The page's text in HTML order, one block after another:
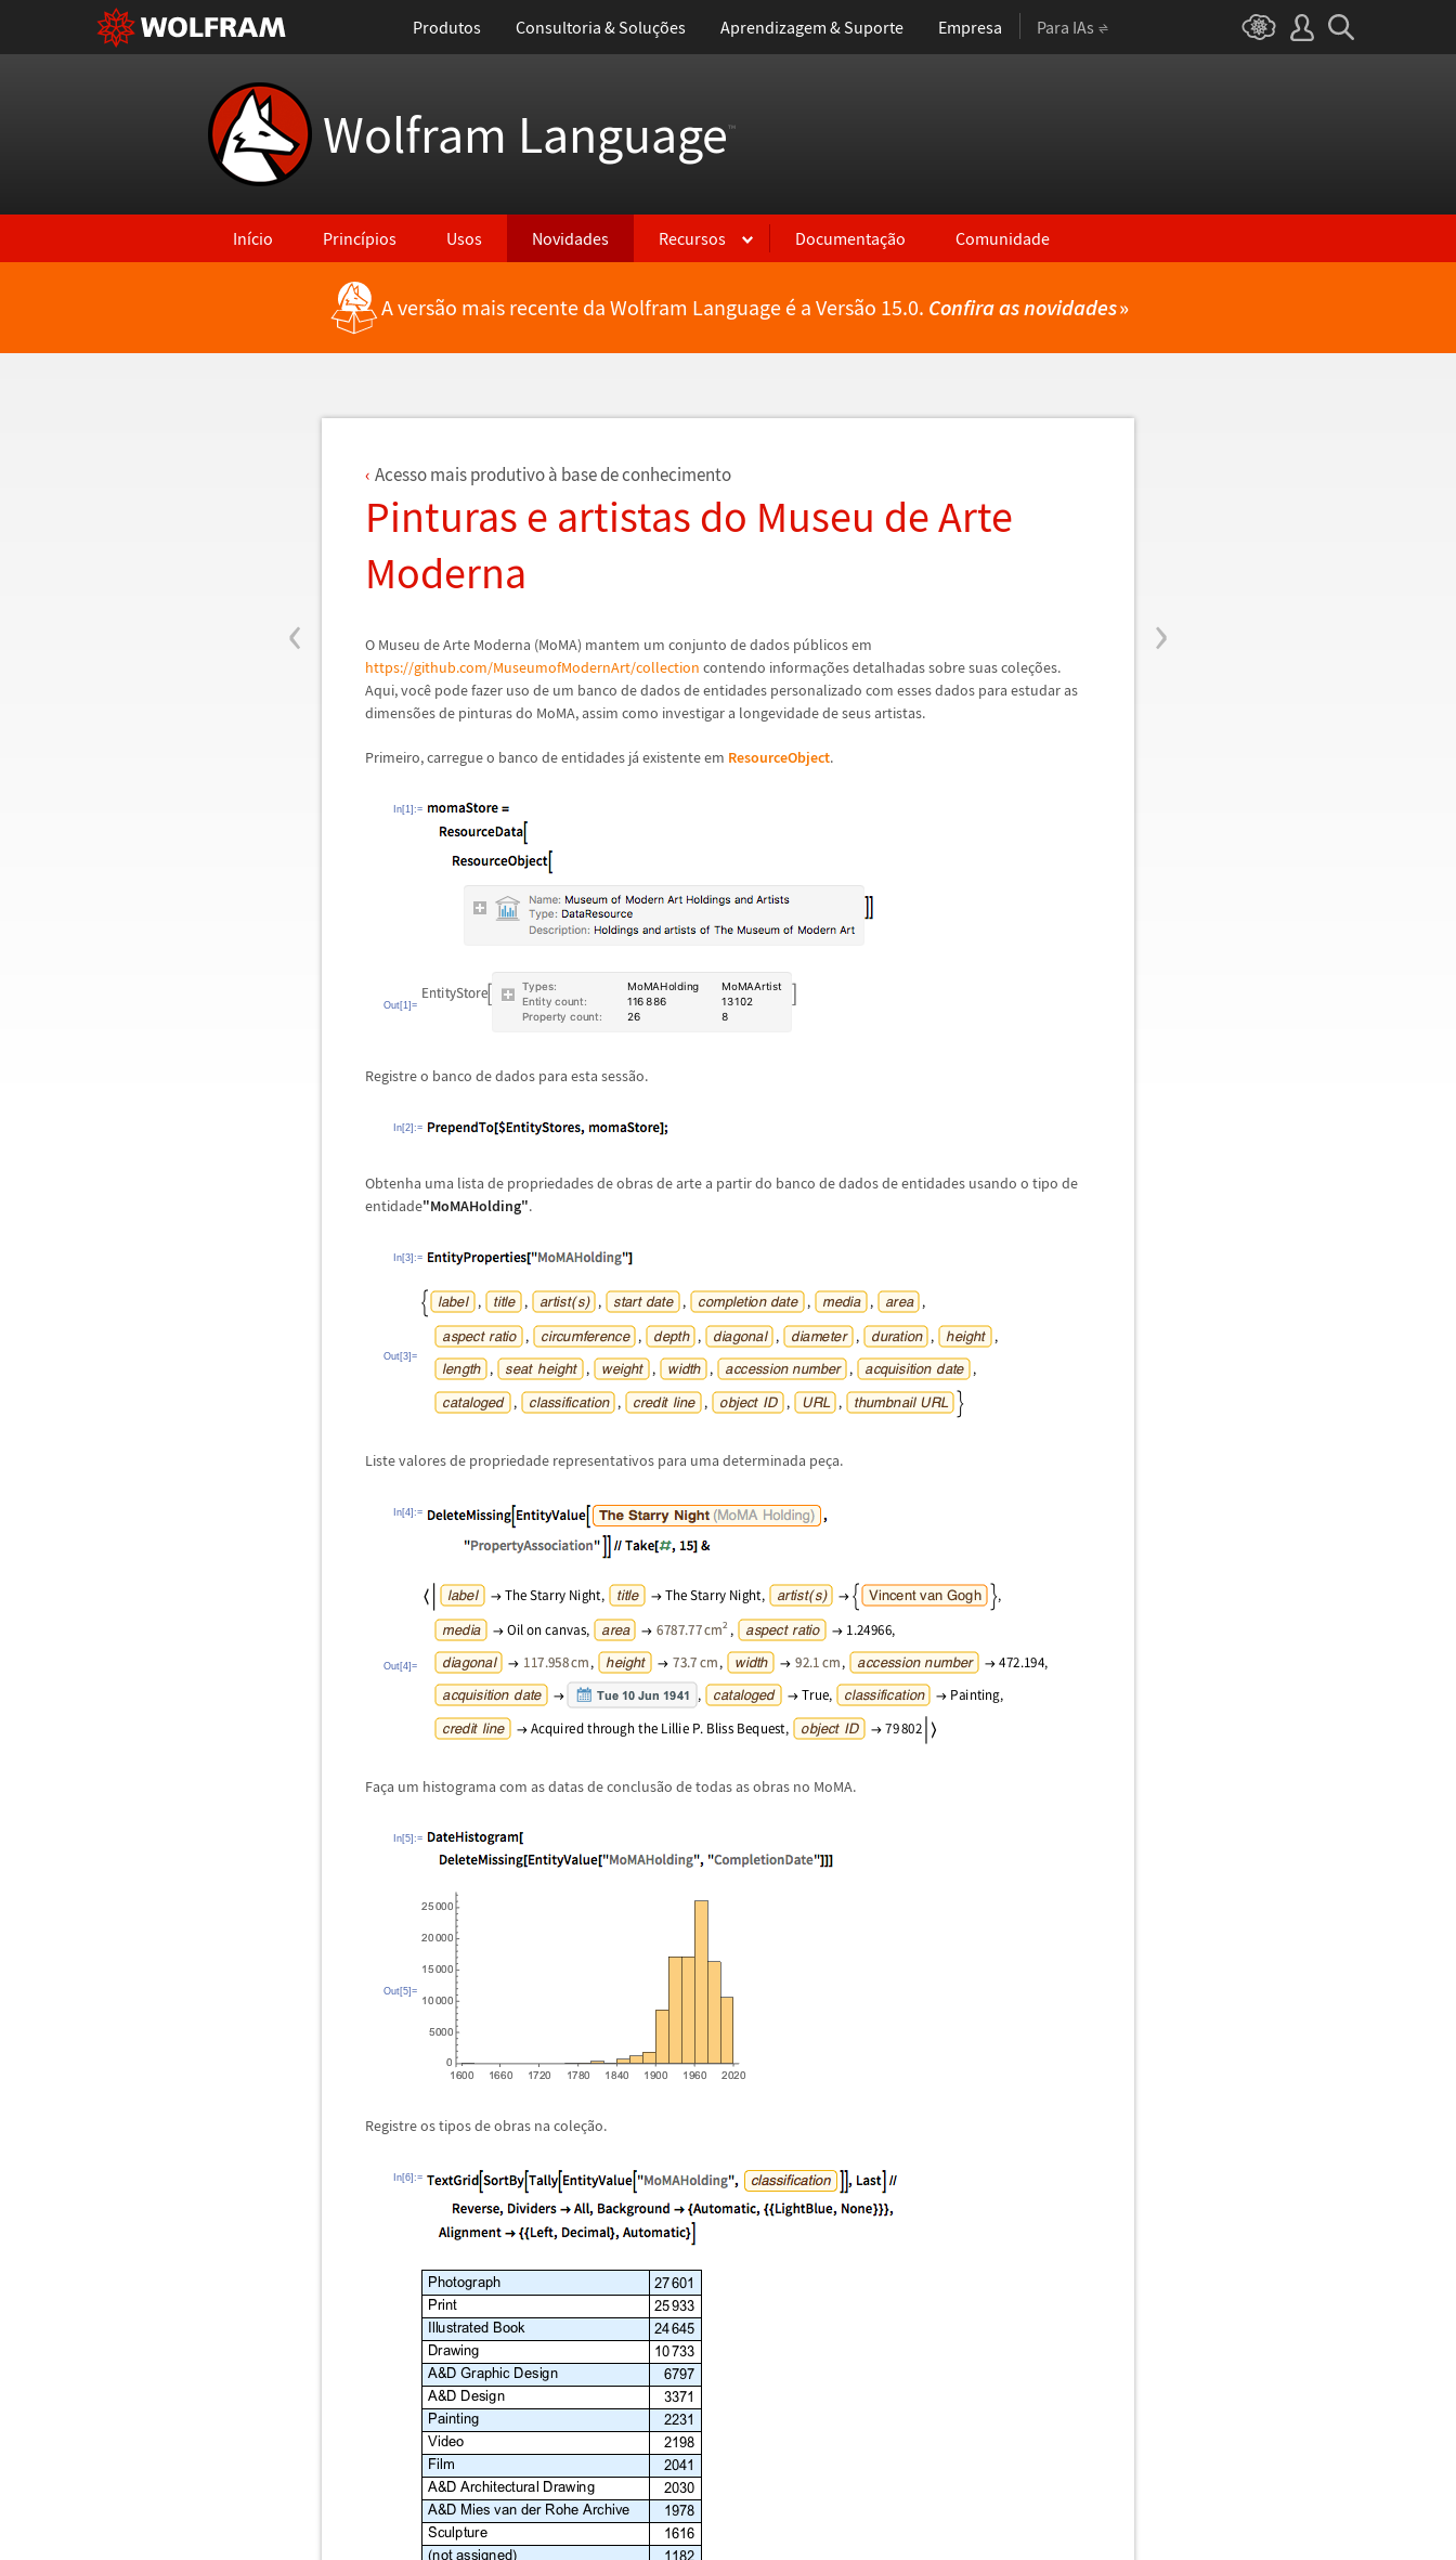
Produtos Consultoria & Soluções Aprendizagem & Suporte Empresa Para IAs
Wolfram Language™
Início Princípios Usos Novidades Recursos Documentação Comunidade
Voltar para Últimas NovidadesA versão mais recente da Wolfram Language é a Versão 15.0. Confira as novidades»
‹ ›
Acesso mais produtivoà base de conhecimento
Pinturas e artistas do Museu de Arte
Moderna
O Museu de Arte Moderna (MoMA) mantem um conjunto de dados públicos em
https://github.com/MuseumofModernArt/collection contendo informações detalhadas sobre suas coleções.
Aqui, você pode fazer uso de um banco de dados de entidades personalizado com esses dados para estudar as
dimensões de pinturas do MoMA, assim como investigar a longevidade de seus artistas.
Primeiro, carregue o banco de entidades já existente em ResourceObject.
In[1]:=
Out[1]=
Registre o banco de dados para esta sessão.
In[2]:=
Obtenha uma lista de propriedades de obras de arte a partir do banco de dados de entidades usando o tipo de
entidade"MoMAHolding".
In[3]:=
Out[3]=
Liste valores de propriedade representativos para uma determinada peça.
In[4]:=
Out[4]=
Faça um histograma com as datas de conclusão de todas as obras no MoMA.
In[5]:=
Out[5]=
Registre os tipos de obras na coleção.
In[6]:=